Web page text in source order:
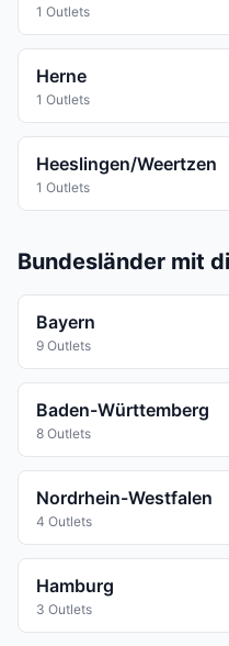
1 Outlets
Herne
1 Outlets
Heeslingen/Weertzen
1 Outlets
Bundesländer mit
Bayern
9 Outlets
Baden-Württemberg
8 Outlets
Nordrhein-Westfalen
4 Outlets
Hamburg
3 Outlets